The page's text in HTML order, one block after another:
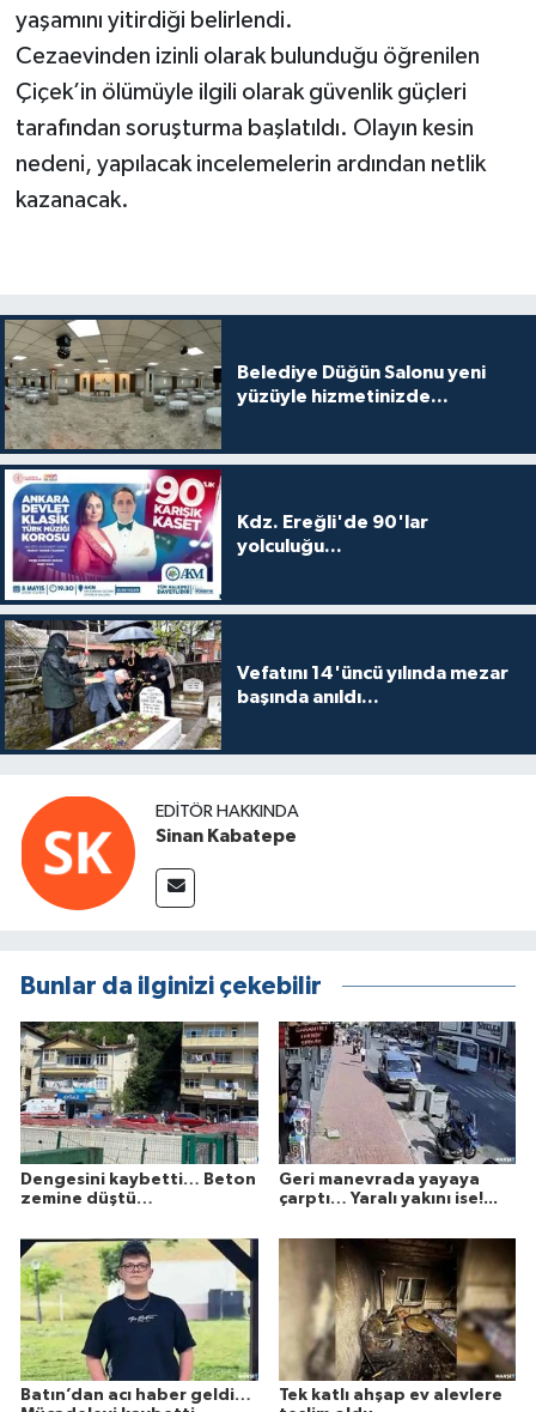
yaşamını yitirdiği belirlendi.
Cezaevinden izinli olarak bulunduğu öğrenilen
Çiçek’in ölümüyle ilgili olarak güvenlik güçleri
tarafından soruşturma başlatıldı. Olayın kesin
nedeni, yapılacak incelemelerin ardından netlik
kazanacak.
Belediye Düğün Salonu yeni
yüzüyle hizmetinizde...
Kdz. Ereğli'de 90'lar
yolculuğu...
Vefatını 14'üncü yılında mezar
başında anıldı...
EDITÖR HAKKINDA
Sinan Kabatepe
Bunlar da ilginizi çekebilir
Dengesini kaybetti… Beton
zemine düştü…
Geri manevrada yayaya
çarptı… Yaralı yakını ise!...
Batın’dan acı haber geldi…
Tek katlı ahşap ev alevlere